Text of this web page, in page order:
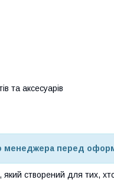
та аксесуарів
менеджера перед
створений для тих,